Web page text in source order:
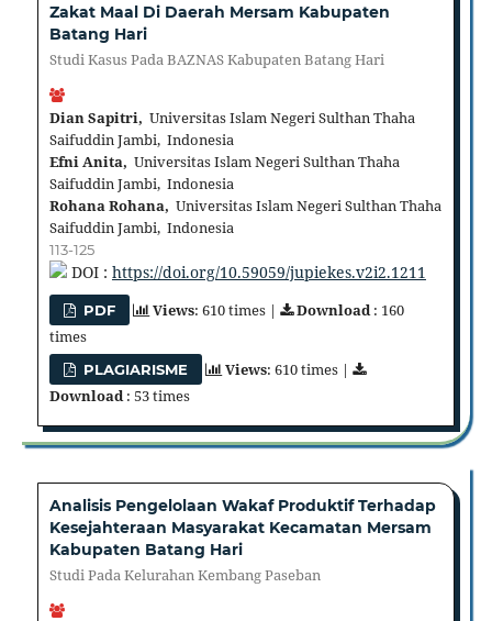
Zakat Maal Di Daerah Mersam Kabupaten
Batang Hari
Studi Kasus Pada BAZNAS Kabupaten Batang Hari
Dian Sapitri, Universitas Islam Negeri Sulthan Thaha
Saifuddin Jambi, Indonesia
Efni Anita, Universitas Islam Negeri Sulthan Thaha
Saifuddin Jambi, Indonesia
Rohana Rohana, Universitas Islam Negeri Sulthan Thaha
Saifuddin Jambi, Indonesia
113-125
DOI : https://doi.org/10.59059/jupiekes.v2i2.1211
PDF Views: 610 times | Download: 160
times
PLAGIARISME Views: 610 times |
Download: 53 times
Analisis Pengelolaan Wakaf Produktif Terhadap
Kesejahteraan Masyarakat Kecamatan Mersam
Kabupaten Batang Hari
Studi Pada Kelurahan Kembang Paseban